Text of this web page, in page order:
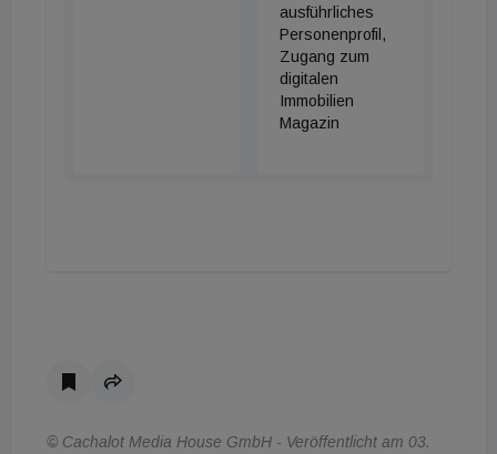
ausführliches
Personenprofil,
Zugang zum
digitalen
Immobilien
Magazin
© Cachalot Media House GmbH - Veröffentlicht am 03.